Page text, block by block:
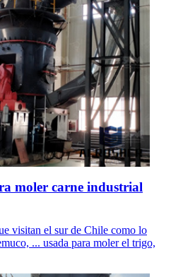
moler carne industrial
visitan el sur de Chile como lo
... usada para moler el trigo,